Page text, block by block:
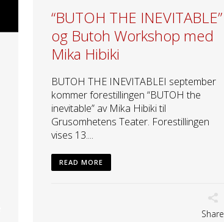
“BUTOH THE INEVITABLE”
og Butoh Workshop med
Mika Hibiki
BUTOH THE INEVITABLEI september
kommer forestillingen “BUTOH the
inevitable” av Mika Hibiki til
Grusomhetens Teater. Forestillingen
vises 13....
READ MORE
Share